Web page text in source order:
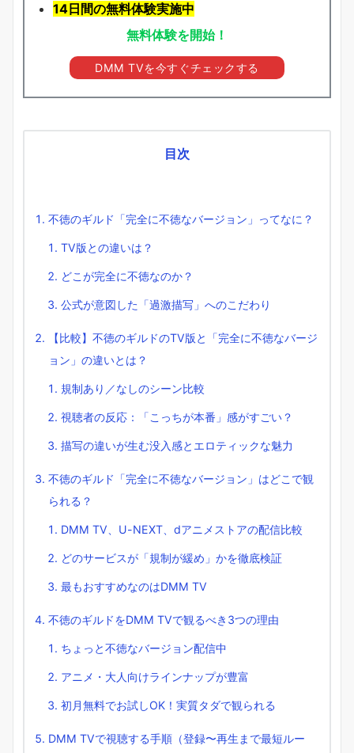
14日間の無料体験実施中
無料体験を開始！
DMM TVを今すぐチェックする
目次
不徳のギルド「完全に不徳なバージョン」ってなに？
TV版との違いは？
どこが完全に不徳なのか？
公式が意図した「過激描写」へのこだわり
【比較】不徳のギルドのTV版と「完全に不徳なバージ
ョン」の違いとは？
規制あり／なしのシーン比較
視聴者の反応：「こっちが本番」感がすごい？
描写の違いが生む没入感とエロティックな魅力
不徳のギルド「完全に不徳なバージョン」はどこで観
られる？
DMM TV、U-NEXT、dアニメストアの配信比較
どのサービスが「規制が緩め」かを徹底検証
最もおすすめなのはDMM TV
不徳のギルドをDMM TVで観るべき3つの理由
ちょっと不徳なバージョン配信中
アニメ・大人向けラインナップが豊富
初月無料でお試しOK！実質タダで観られる
DMM TVで視聴する手順（登録〜再生まで最短ルー